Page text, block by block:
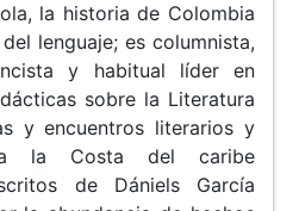
la historia de Colombia
lenguaje; es columnista,
y habitual líder en
sobre la Literatura
y encuentros literarios y
la Costa del caribe
de Dániels García